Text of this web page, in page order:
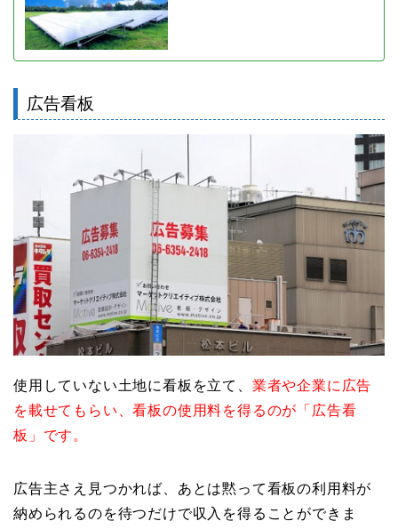
広告看板
使用していない土地に看板を立て、 業者や企業に広告
を載せてもらい、看板の使用料を得るのが「広告看
板」です。
広告主さえ見つかれば、あとは黙って看板の利用料が
納められるのを待つだけで収入を得ることができま